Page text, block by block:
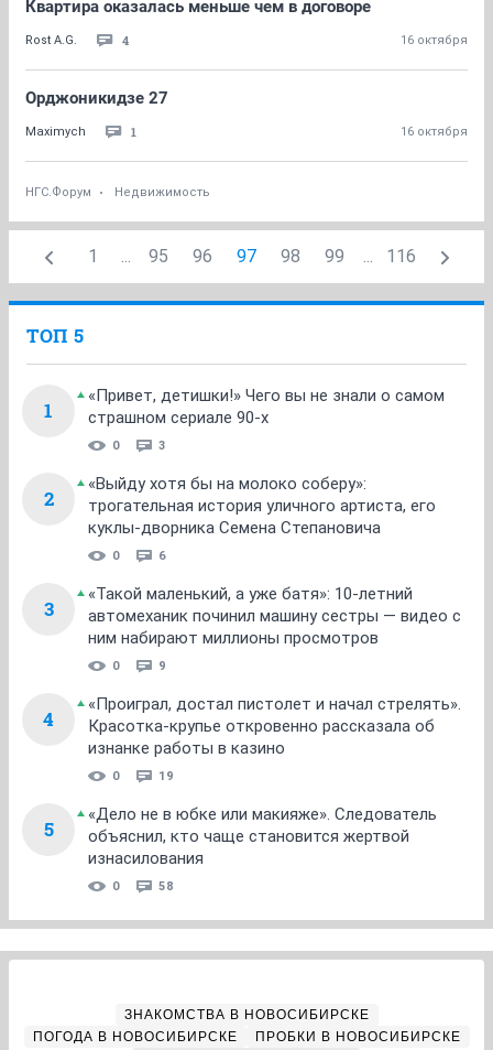
Квартира оказалась меньше чем в договоре
Rost A.G. 4 16 октября
Орджоникидзе 27
Maximych 1 16 октября
НГС.Форум Недвижимость
1 ... 95 96 97 98 99 ... 116
ТОП 5
1
«Привет, детишки!» Чего вы не знали о самом
страшном сериале 90-х
0 3
2
«Выйду хотя бы на молоко соберу»:
трогательная история уличного артиста, его
куклы-дворника Семена Степановича
0 6
3
«Такой маленький, а уже батя»: 10-летний
автомеханик починил машину сестры — видео с
ним набирают миллионы просмотров
0 9
4
«Проиграл, достал пистолет и начал стрелять».
Красотка-крупье откровенно рассказала об
изнанке работы в казино
0 19
5
«Дело не в юбке или макияже». Следователь
объяснил, кто чаще становится жертвой
изнасилования
0 58
ЗНАКОМСТВА В НОВОСИБИРСКЕ
ПОГОДА В НОВОСИБИРСКЕ
ПРОБКИ В НОВОСИБИРСКЕ